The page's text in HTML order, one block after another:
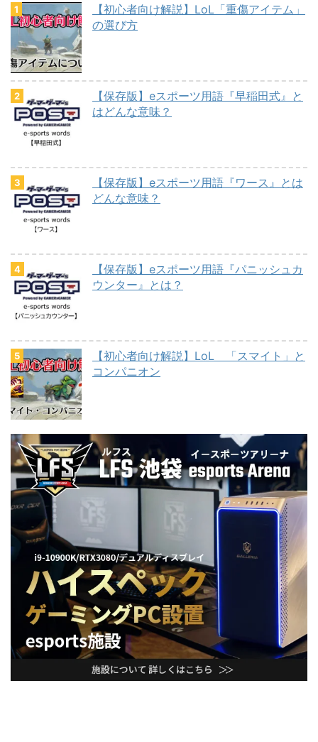
【初心者向け解説】LoL「重傷アイテム」
の選び方
【保存版】eスポーツ用語『早稲田式』と
はどんな意味？
【保存版】eスポーツ用語『ワース』とは
どんな意味？
【保存版】eスポーツ用語『パニッシュカ
ウンター』とは？
【初心者向け解説】LoL 「スマイト」と
コンパニオン